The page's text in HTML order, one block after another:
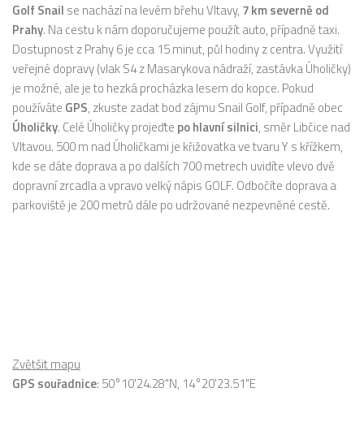
Golf Snail se nachází na levém břehu Vltavy, 7 km severně od
Prahy. Na cestu k nám doporučujeme použít auto, případně taxi.
Dostupnost z Prahy 6 je cca 15 minut, půl hodiny z centra. Využití
veřejné dopravy (vlak S4 z Masarykova nádraží, zastávka Úholičky)
je možné, ale je to hezká procházka lesem do kopce. Pokud
používáte GPS, zkuste zadat bod zájmu Snail Golf, případně obec
Úholičky. Celé Úholičky projeďte po hlavní silnici, směr Libčice nad
Vltavou. 500 m nad Úholičkami je křižovatka ve tvaru Y s křížkem,
kde se dáte doprava a po dalších 700 metrech uvidíte vlevo dvě
dopravní zrcadla a vpravo velký nápis GOLF. Odbočíte doprava a
parkoviště je 200 metrů dále po udržované nezpevněné cestě.
Zvětšit mapu
GPS souřadnice: 50°10'24.28"N, 14°20'23.51"E